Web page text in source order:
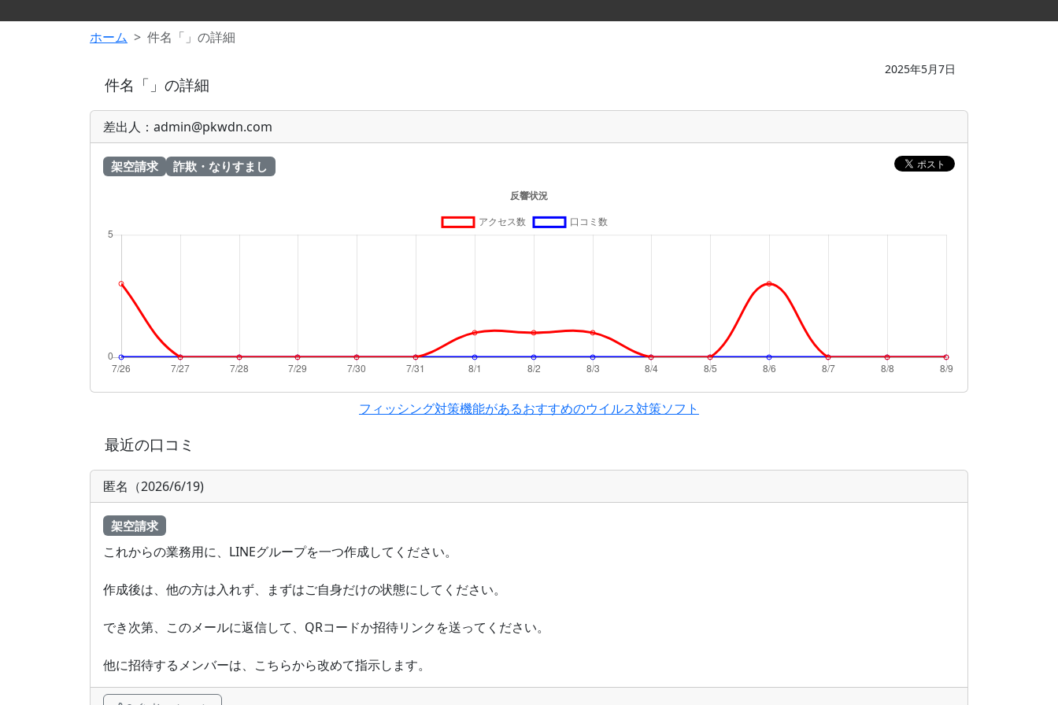
ホーム 件名「」の詳細
件名「」の詳細
2025年5月7日
差出人：admin@pkwdn.com
架空請求 詐欺・なりすまし
フィッシング対策機能があるおすすめのウイルス対策ソフト
最近の口コミ
匿名（2026/6/19)
架空請求
これからの業務用に、LINEグループを一つ作成してください。
作成後は、他の方は入れず、まずはご自身だけの状態にしてください。
でき次第、このメールに返信して、QRコードか招待リンクを送ってください。
他に招待するメンバーは、こちらから改めて指示します。